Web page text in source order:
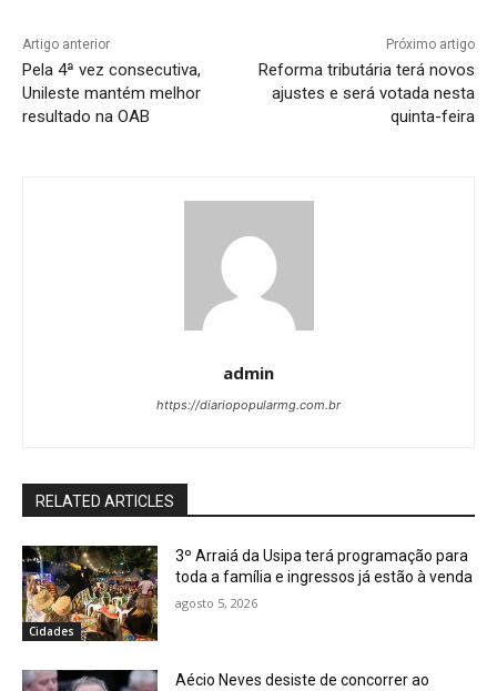
Artigo anterior
Pela 4ª vez consecutiva,
Unileste mantém melhor
resultado na OAB
Próximo artigo
Reforma tributária terá novos
ajustes e será votada nesta
quinta-feira
admin
https://diariopopularmg.com.br
RELATED ARTICLES
Cidades
3º Arraiá da Usipa terá programação para
toda a família e ingressos já estão à venda
agosto 5, 2026
Aécio Neves desiste de concorrer ao